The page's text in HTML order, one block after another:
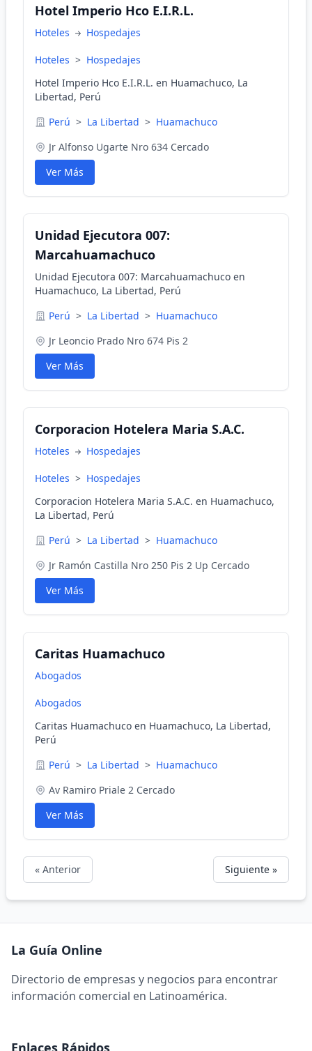
Hotel Imperio Hco E.I.R.L.
Hoteles Hospedajes
Hoteles > Hospedajes
Hotel Imperio Hco E.I.R.L. en Huamachuco, La
Libertad, Perú
Perú > La Libertad > Huamachuco
Jr Alfonso Ugarte Nro 634 Cercado
Ver Más
Unidad Ejecutora 007:
Marcahuamachuco
Unidad Ejecutora 007: Marcahuamachuco en
Huamachuco, La Libertad, Perú
Perú > La Libertad > Huamachuco
Jr Leoncio Prado Nro 674 Pis 2
Ver Más
Corporacion Hotelera Maria S.A.C.
Hoteles Hospedajes
Hoteles > Hospedajes
Corporacion Hotelera Maria S.A.C. en Huamachuco,
La Libertad, Perú
Perú > La Libertad > Huamachuco
Jr Ramón Castilla Nro 250 Pis 2 Up Cercado
Ver Más
Caritas Huamachuco
Abogados
Abogados
Caritas Huamachuco en Huamachuco, La Libertad,
Perú
Perú > La Libertad > Huamachuco
Av Ramiro Priale 2 Cercado
Ver Más
« Anterior Siguiente »
La Guía Online
Directorio de empresas y negocios para encontrar
información comercial en Latinoamérica.
Enlaces Rápidos